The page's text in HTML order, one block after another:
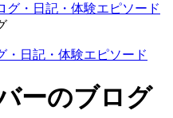
グ・日記・体験エピソード
・日記・体験エピソード
ーのブログ